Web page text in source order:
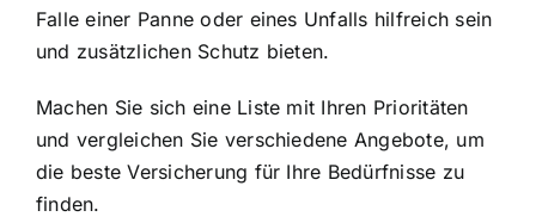
Falle einer Panne oder eines Unfalls hilfreich sein
und zusätzlichen Schutz bieten.
Machen Sie sich eine Liste mit Ihren Prioritäten
und vergleichen Sie verschiedene Angebote, um
die beste Versicherung für Ihre Bedürfnisse zu
finden.